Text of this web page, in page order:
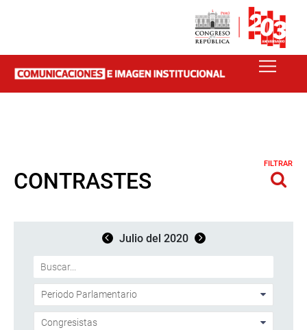
CONTRASTES
FILTRAR
Julio del 2020